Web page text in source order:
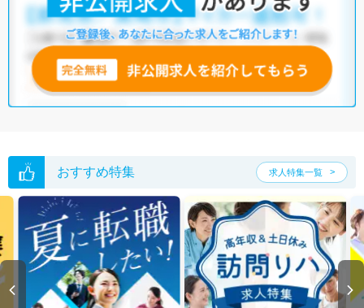
他の条件でも人気の求人がございますので、「こだわり条件」から検索
いただくか、お気軽にお問い合わせください。
全国の言語聴覚士求人から検索いただくことも可能です。
無料転職支援サービス
にお申し込みいただくと、ご希望条件をヒアリン
グした上で求人をご提案いたします。
ご希望条件がまだ定まっていない方は人気の希望条件をピックアップし
い。
おすすめ特集 求人特集一覧